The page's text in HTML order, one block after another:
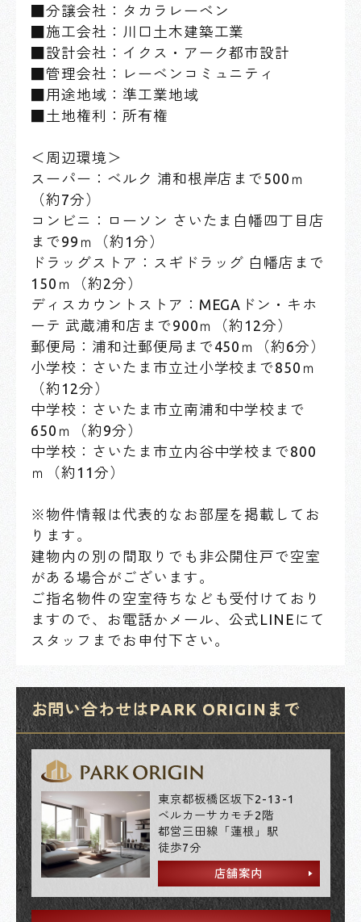
■分譲会社：タカラレーベン
■施工会社：川口土木建築工業
■設計会社：イクス・アーク都市設計
■管理会社：レーベンコミュニティ
■用途地域：準工業地域
■土地権利：所有権
＜周辺環境＞
スーパー：ベルク 浦和根岸店まで500ｍ
（約7分）
コンビニ：ローソン さいたま白幡四丁目店
まで99ｍ（約1分）
ドラッグストア：スギドラッグ 白幡店まで
150ｍ（約2分）
ディスカウントストア：MEGAドン・キホ
ーテ 武蔵浦和店まで900ｍ（約12分）
郵便局：浦和辻郵便局まで450ｍ（約6分）
小学校：さいたま市立辻小学校まで850ｍ
（約12分）
中学校：さいたま市立南浦和中学校まで
650ｍ（約9分）
中学校：さいたま市立内谷中学校まで800
ｍ（約11分）
※物件情報は代表的なお部屋を掲載してお
ります。
建物内の別の間取りでも非公開住戸で空室
がある場合がございます。
ご指名物件の空室待ちなども受付けており
ますので、お電話かメール、公式LINEにて
スタッフまでお申付下さい。
お問い合わせはPARK ORIGINまで
東京都板橋区坂下2-13-1
ベルカーサカモチ2階
都営三田線「蓮根」駅
徒歩7分
店舗案内